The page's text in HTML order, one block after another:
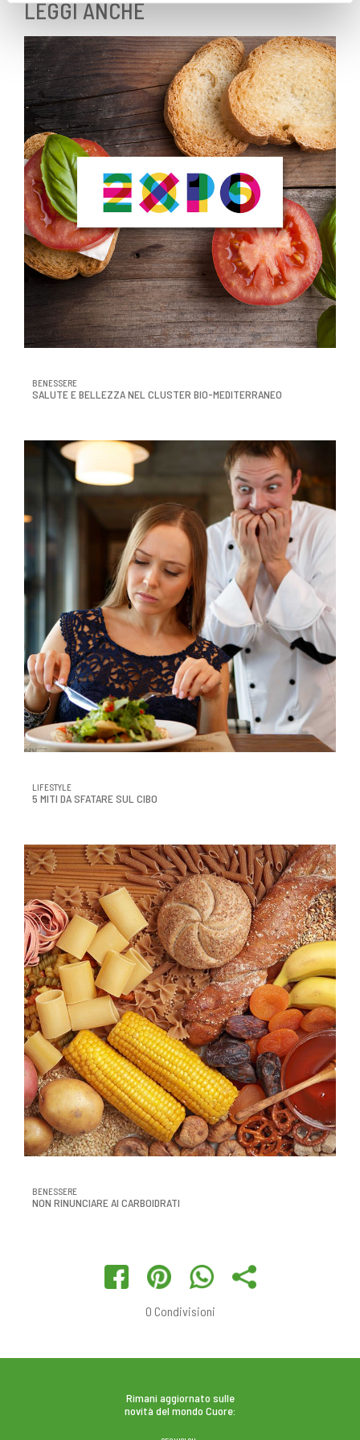
corretto funzionamento del sito.
LEGGI ANCHE
BENESSERE
SALUTE E BELLEZZA NEL CLUSTER BIO-MEDITERRANEO
LIFESTYLE
5 MITI DA SFATARE SUL CIBO
BENESSERE
NON RINUNCIARE AI CARBOIDRATI
0 Condivisioni
Rimani aggiornato sulle
novità del mondo Cuore: